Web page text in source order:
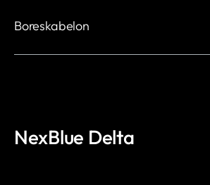
Boreskabelon
NexBlue Delta